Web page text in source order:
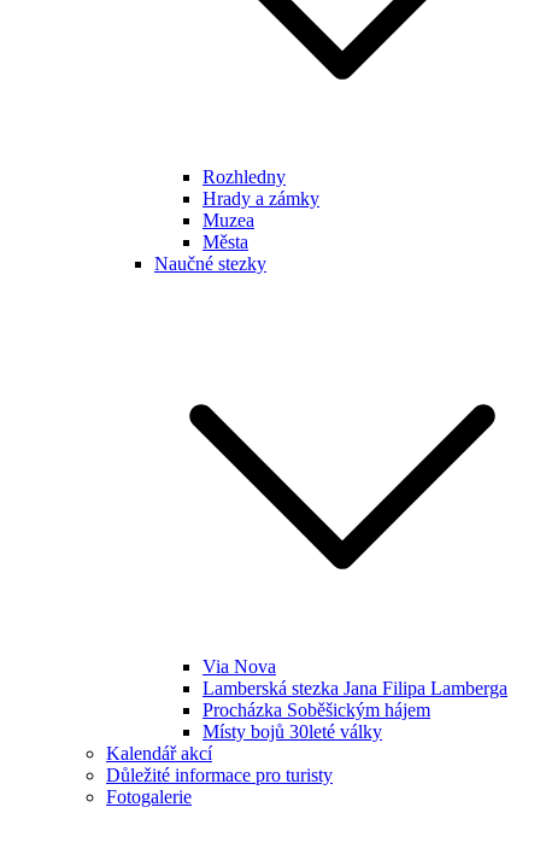
Rozhledny
Hrady a zámky
Muzea
Města
Naučné stezky
Via Nova
Lamberská stezka Jana Filipa Lamberga
Procházka Soběšickým hájem
Místy bojů 30leté války
Kalendář akcí
Důležité informace pro turisty
Fotogalerie